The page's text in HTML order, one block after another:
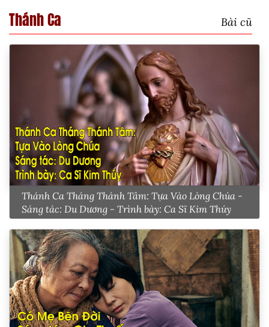
Thánh Ca Bài cũ
Thánh Ca Tháng Thánh Tâm: Tựa Vào Lòng Chúa -
Sáng tác: Du Dương - Trình bày: Ca Sĩ Kim Thúy